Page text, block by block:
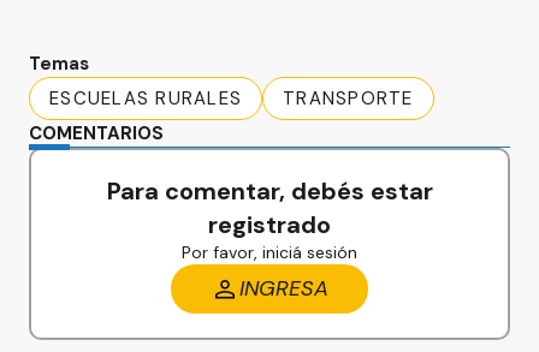
Temas
ESCUELAS RURALES
TRANSPORTE
COMENTARIOS
Para comentar, debés estar
registrado
Por favor, iniciá sesión
INGRESA